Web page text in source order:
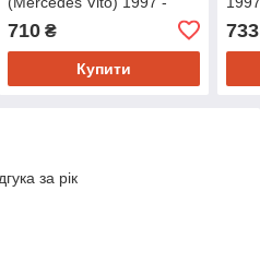
>2003 Meyle 0123190012
710₴
Купити
733
за рік